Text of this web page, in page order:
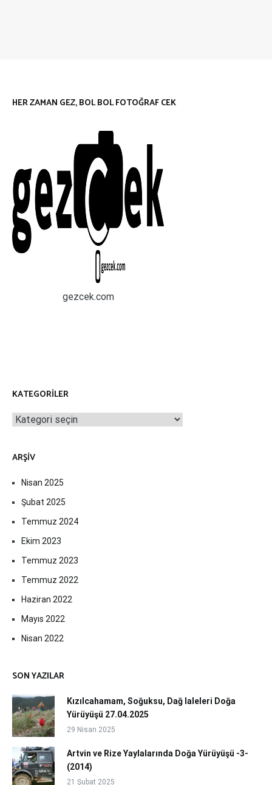
HER ZAMAN GEZ, BOL BOL FOTOĞRAF CEK
gezcek.com
KATEGORILER
Kategoriler
ARŞIV
Nisan 2025
Şubat 2025
Temmuz 2024
Ekim 2023
Temmuz 2023
Temmuz 2022
Haziran 2022
Mayıs 2022
Nisan 2022
SON YAZILAR
Kızılcahamam, Soğuksu, Dağ laleleri Doğa
Yürüyüşü 27.04.2025
29 Nisan 2025
Artvin ve Rize Yaylalarında Doğa Yürüyüşü -3-
(2014)
21 Şubat 2025